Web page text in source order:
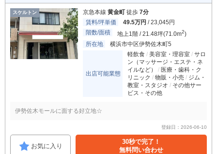
スケルトン 京急本線 黄金町 徒歩 7分
賃料/坪単価
49.5万円 / 23,045円
階数/面積
地上1階 / 21.48坪(71.0m2)
所在地
横浜市中区伊勢佐木町5
出店可能業態
軽飲食 美容室・理容室
サロ
ン（マッサージ・エステ・ネ
イルなど）
医療・歯科・ク
リニック
物販・小売
ジム・
教室・スタジオ
その他サー
ビス・その他
伊勢佐木モールに面する好立地☆
登録日：2026-06-10
お気に入り
30秒で完了！
無料問い合わせ